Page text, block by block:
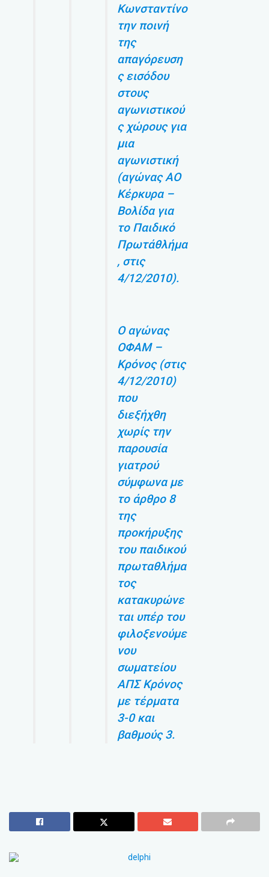
Κωνσταντίνο
την ποινή
της
απαγόρευση
ς εισόδου
στους
αγωνιστικού
ς χώρους για
μια
αγωνιστική
(αγώνας ΑΟ
Κέρκυρα –
Βολίδα για
το Παιδικό
Πρωτάθλήμα
, στις
4/12/2010).
Ο αγώνας
ΟΦΑΜ –
Κρόνος (στις
4/12/2010)
που
διεξήχθη
χωρίς την
παρουσία
γιατρού
σύμφωνα με
το άρθρο 8
της
προκήρυξης
του παιδικού
πρωταθλήμα
τος
κατακυρώνε
ται υπέρ του
φιλοξενούμε
νου
σωματείου
ΑΠΣ Κρόνος
με τέρματα
3-0 και
βαθμούς 3.